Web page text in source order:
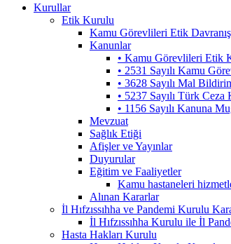
Kurullar
Etik Kurulu
Kamu Görevlileri Etik
Kanunlar
• Kamu Görevlileri Etik
• 2531 Sayılı Kamu
• 3628 Sayılı Mal
• 5237 Sayılı Türk
• 1156 Sayılı Kanuna
Mevzuat
Sağlık Etiği
Afişler ve Yayınlar
Duyurular
Eğitim ve Faaliyetler
Kamu hastaneleri
Alınan Kararlar
İl Hıfzıssıhha ve Pandemi Kurulu
İl Hıfzıssıhha Kurulu ile İl
Hasta Hakları Kurulu